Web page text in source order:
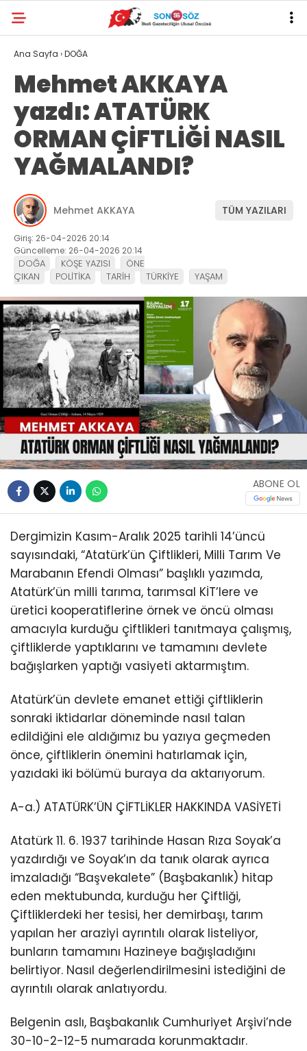
Ana Sayfa ›DOĞA
Mehmet AKKAYA
yazdı: ATATÜRK
ORMAN ÇİFTLİĞİ NASIL
YAĞMALANDI?
Mehmet AKKAYA TÜM YAZILARI
Giriş: 26-04-2026 20:14
Güncelleme: 26-04-2026 20:14
DOĞA KÖŞE YAZISI
ÖNE
ÇIKAN
POLİTİKA TARİH TÜRKİYE YAŞAM
ABONE OL
Dergimizin Kasım-Aralık 2025 tarihli 14’üncü
sayısındaki, “Atatürk’ün Çiftlikleri, Milli Tarım Ve
Marabanın Efendi Olması” başlıklı yazımda,
Atatürk’ün milli tarıma, tarımsal KİT’lere ve
üretici kooperatiflerine örnek ve öncü olması
amacıyla kurduğu çiftlikleri tanıtmaya çalışmış,
çiftliklerde yaptıklarını ve tamamını devlete
bağışlarken yaptığı vasiyeti aktarmıştım.
Atatürk’ün devlete emanet ettiği çiftliklerin
sonraki iktidarlar döneminde nasıl talan
edildiğini ele aldığımız bu yazıya geçmeden
önce, çiftliklerin önemini hatırlamak için,
yazıdaki iki bölümü buraya da aktarıyorum.
A-a.) ATATÜRK’ÜN ÇİFTLİKLER HAKKINDA VASİYETİ
Atatürk 11. 6. 1937 tarihinde Hasan Rıza Soyak’a
yazdırdığı ve Soyak’ın da tanık olarak ayrıca
imzaladığı “Başvekalete” (Başbakanlık) hitap
eden mektubunda, kurduğu her Çiftliği,
Çiftliklerdeki her tesisi, her demirbaşı, tarım
yapılan her araziyi ayrıntılı olarak listeliyor,
bunların tamamını Hazineye bağışladığını
belirtiyor. Nasıl değerlendirilmesini istediğini de
ayrıntılı olarak anlatıyordu.
Belgenin aslı, Başbakanlık Cumhuriyet Arşivi’nde
30-10-2-12-5 numarada korunmaktadır.